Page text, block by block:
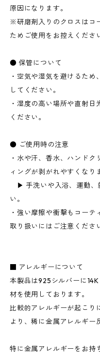
原因になります。
※研磨剤入りのクロスはコ
ためご使用をお控えくださ
● 保管について
・空気や湿気を避けるた
してください。
・湿度の高い場所や直射
ください。
● ご使用時の注意
・水や汗、香水、ハンド
ィングが剥がれやすくなり
▶︎ 手洗いや入浴、運動、
い。
・強い摩擦や衝撃もコー
取り扱いにはご注意くださ
■ アレルギーについて
本製品は925シルバーに
材を使用しております。
比較的アレルギーが起こり
より、稀に金属アレルギー
特に金属アレルギーをお持